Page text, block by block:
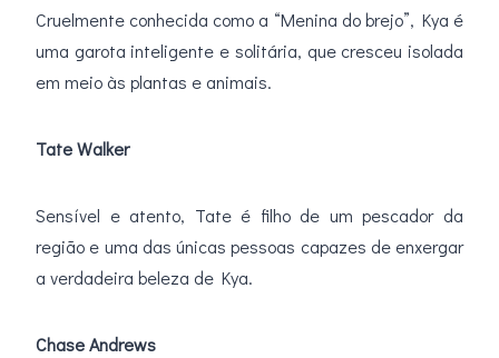
Cruelmente conhecida como a “Menina do brejo”, Kya é
uma garota inteligente e solitária, que cresceu isolada
em meio às plantas e animais.
Tate Walker
Sensível e atento, Tate é filho de um pescador da
região e uma das únicas pessoas capazes de enxergar
a verdadeira beleza de Kya.
Chase Andrews